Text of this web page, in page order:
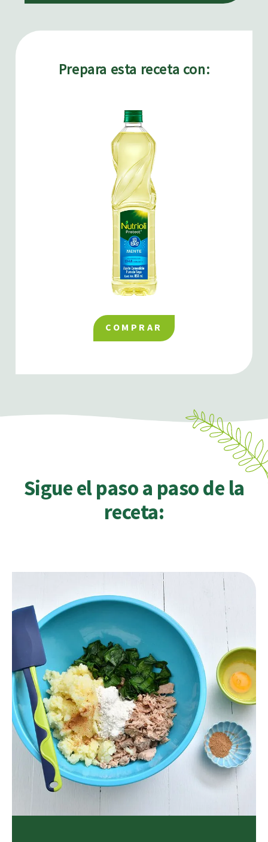
Prepara esta receta con:
COMPRAR
Sigue el paso a paso de la
receta: